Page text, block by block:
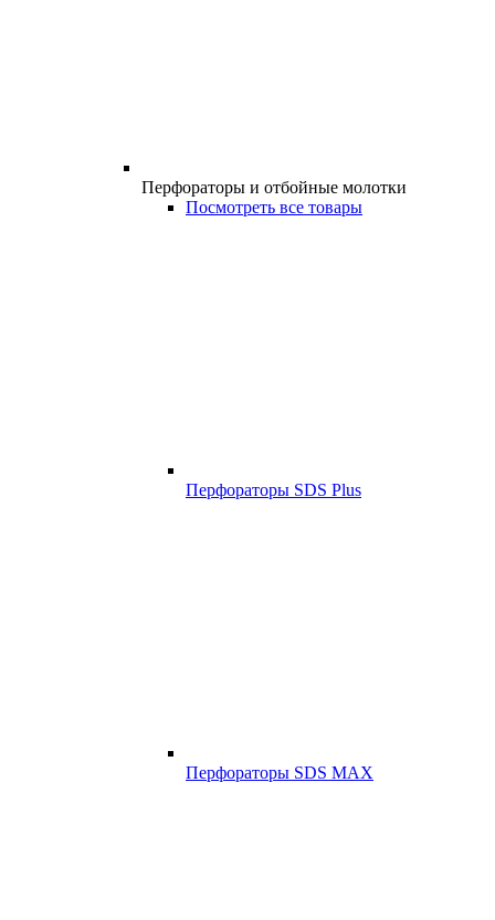
Перфораторы и отбойные молотки
Посмотреть все товары
Перфораторы SDS Plus
Перфораторы SDS MAX